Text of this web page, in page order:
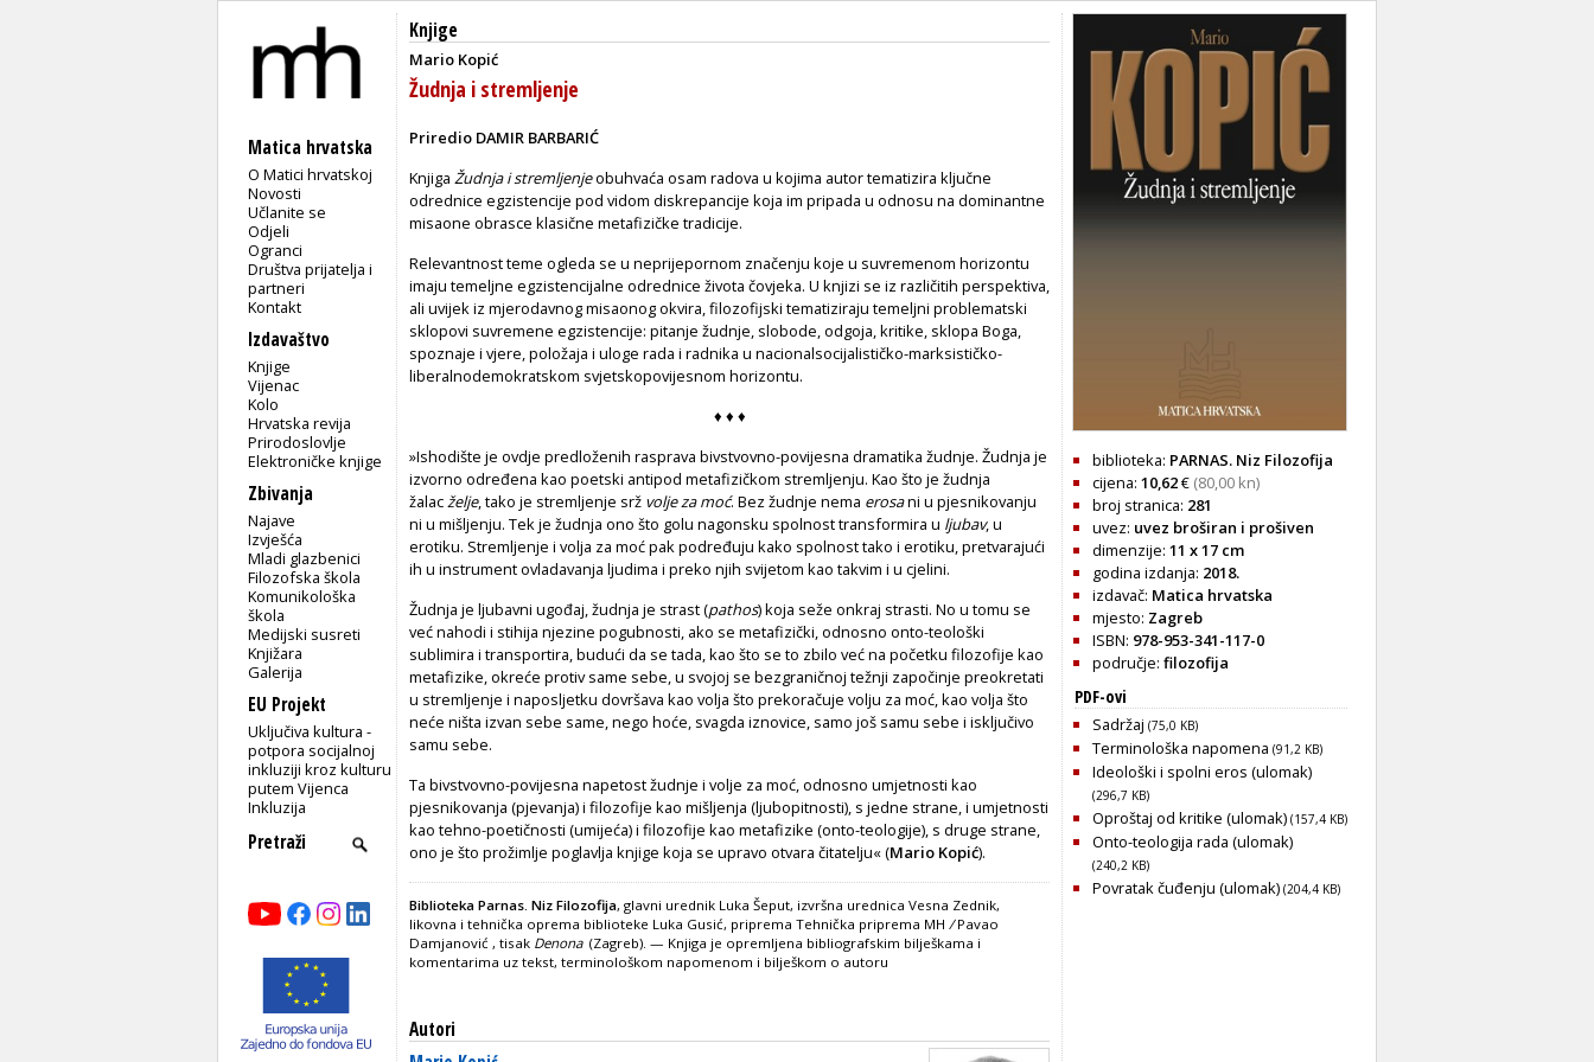
Matica hrvatska
O Matici hrvatskoj
Novosti
Učlanite se
Odjeli
Ogranci
Društva prijatelja i
partneri
Kontakt
Izdavaštvo
Knjige
Vijenac
Kolo
Hrvatska revija
Prirodoslovlje
Elektroničke knjige
Zbivanja
Najave
Izvješća
Mladi glazbenici
Filozofska škola
Komunikološka
škola
Medijski susreti
Knjižara
Galerija
EU Projekt
Uključiva kultura -
potpora socijalnoj
inkluziji kroz kulturu
putem Vijenca
Inkluzija
Knjige
Mario Kopić
Žudnja i stremljenje
Priredio DAMIR BARBARIĆ
Knjiga Žudnja i stremljenjeobuhvaća osam radova u kojima autor tematizira ključne
odrednice egzistencije pod vidom diskrepancije koja im pripada u odnosu na dominantne
misaone obrasce klasične metafizičke tradicije.
Relevantnost teme ogleda se u neprijepornom značenju koje u suvremenom horizontu
imaju temeljne egzistencijalne odrednice života čovjeka. U knjizi se iz različitih perspektiva,
ali uvijek iz mjerodavnog misaonog okvira, filozofijski tematiziraju temeljni problematski
sklopovi suvremene egzistencije: pitanje žudnje, slobode, odgoja, kritike, sklopa Boga,
spoznaje i vjere, položaja i uloge rada i radnika u nacionalsocijalističko-marksističko-
liberalnodemokratskom svjetskopovijesnom horizontu.
♦ ♦ ♦
»Ishodište je ovdje predloženih rasprava bivstvovno-povijesna dramatika žudnje. Žudnja je
izvorno određena kao poetski antipod metafizičkom stremljenju. Kao što je žudnja
žalac želje, tako je stremljenje srž volje za moć. Bez žudnje nema erosani u pjesnikovanju
ni u mišljenju. Tek je žudnja ono što golu nagonsku spolnost transformira u ljubav, u
erotiku. Stremljenje i volja za moć pak podređuju kako spolnost tako i erotiku, pretvarajući
ih u instrument ovladavanja ljudima i preko njih svijetom kao takvim i u cjelini.
Žudnja je ljubavni ugođaj, žudnja je strast (pathos) koja seže onkraj strasti. No u tomu se
već nahodi i stihija njezine pogubnosti, ako se metafizički, odnosno onto-teološki
sublimira i transportira, budući da se tada, kao što se to zbilo već na početku filozofije kao
metafizike, okreće protiv same sebe, u svojoj se bezgraničnoj težnji započinje preokretati
u stremljenje i naposljetku dovršava kao volja što prekoračuje volju za moć, kao volja što
neće ništa izvan sebe same, nego hoće, svagda iznovice, samo još samu sebe i isključivo
samu sebe.
Ta bivstvovno-povijesna napetost žudnje i volje za moć, odnosno umjetnosti kao
pjesnikovanja (pjevanja) i filozofije kao mišljenja (ljubopitnosti), s jedne strane, i umjetnosti
kao tehno-poetičnosti (umijeća) i filozofije kao metafizike (onto-teologije), s druge strane,
ono je što prožimlje poglavlja knjige koja se upravo otvara čitatelju« (Mario Kopić).
Biblioteka Parnas. Niz Filozofija, glavni urednik Luka Šeput, izvršna urednica Vesna Zednik,
likovna i tehnička oprema biblioteke Luka Gusić, priprema Tehnička priprema MH /Pavao
Damjanović , tisak Denona(Zagreb). — Knjiga je opremljena bibliografskim bilješkama i
komentarima uz tekst, terminološkom napomenom i bilješkom o autoru
Autori
biblioteka: PARNAS. Niz Filozofija
cijena: 10,62€ (80,00 kn)
broj stranica: 281
uvez: uvez broširan i prošiven
dimenzije: 11 x 17 cm
godina izdanja: 2018.
izdavač: Matica hrvatska
mjesto: Zagreb
ISBN: 978-953-341-117-0
područje: filozofija
PDF-ovi
Sadržaj (75,0 KB)
Terminološka napomena (91,2 KB)
Ideološki i spolni eros (ulomak)
(296,7 KB)
Oproštaj od kritike (ulomak) (157,4 KB)
Onto-teologija rada (ulomak)
(240,2 KB)
Povratak čuđenju (ulomak) (204,4 KB)